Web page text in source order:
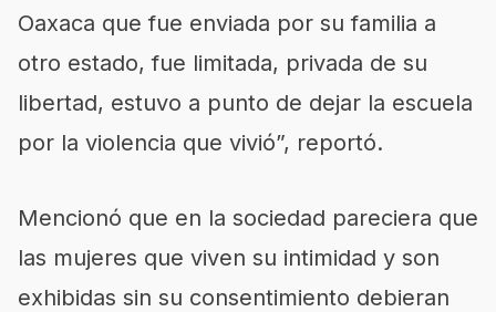
Oaxaca que fue enviada por su familia a
otro estado, fue limitada, privada de su
libertad, estuvo a punto de dejar la escuela
por la violencia que vivió”, reportó.
Mencionó que en la sociedad pareciera que
las mujeres que viven su intimidad y son
exhibidas sin su consentimiento debieran